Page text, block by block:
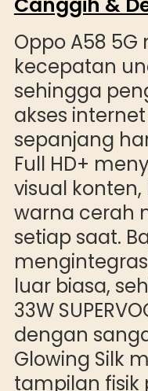
Oppo A58
kecepatan
sehingga
akses
sepanjang
Full HD+
visual
warna cerah
setiap saat.
luar biasa,
33W
dengan
Glowing Silk
tampilan fisik